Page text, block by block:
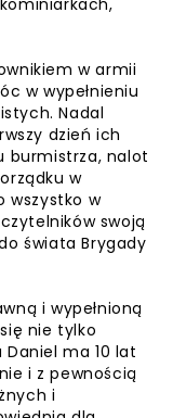
w armii
w wypełnieniu
Nadal
dzień ich
burmistrza, nalot
w
wszystko w
swoją
świata Brygady
i wypełnioną
nie tylko
ma 10 lat
i z pewnością
i